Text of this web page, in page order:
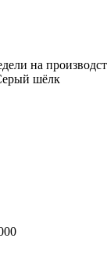
на
шёлк